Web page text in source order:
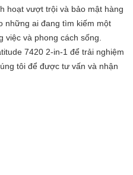
hoạt vượt trội và bảo mật hàng
những ai đang tìm kiếm một
việc và phong cách sống.
7420 2-in-1 để trải nghiệm
tôi để được tư vấn và nhận